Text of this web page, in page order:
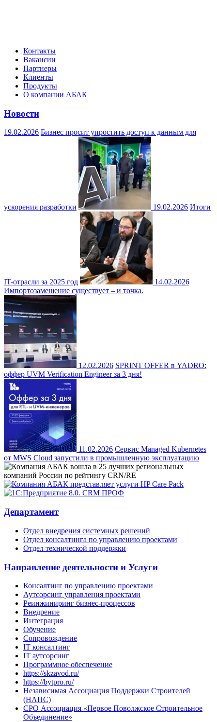
Контакты
Вакансии
Партнеры
Клиенты
Продукты
О компании АБАК
Новости
19.02.2026 Бизнес просит упростить доступ к данным для
ускорения разработки 19.02.2026 Итоги
IT-отрасли за 2025 год
14.02.2026
Импортозамещение существует – и точка.
12.02.2026 SPRINT OFFER в YADRO:
оффер UVM Verification Engineer за 3 дня!
11.02.2026 Сервис Managed Kubernetes
от MWS Cloud запустили в промышленную эксплуатацию
Департамент
Отдел внедрения системных решений
Отдел консалтинга по управлению проектами
Отдел технической поддержки
Направление деятельности и Услуги
Консалтинг по управлению проектами
Аутсорсинг управления проектами
Реинжиниринг бизнес-процессов
Внедрение
Интеграция
Обучение
Сопровождение
IT консалтинг
IT аутсорсинг
Программное обеспечение
https://skzavod.ru/
https://bytpro.ru/
Независимая Ассоциация Поддержки Строителей
(НАПС)
СРО Ассоциация «Первое Поволжское Строительное
Объединение»